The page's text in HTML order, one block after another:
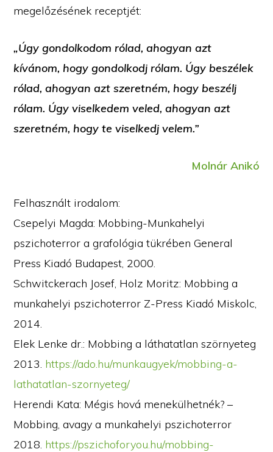
megelőzésének receptjét:
„Úgy gondolkodom rólad, ahogyan azt
kívánom, hogy gondolkodj rólam. Úgy beszélek
rólad, ahogyan azt szeretném, hogy beszélj
rólam. Úgy viselkedem veled, ahogyan azt
szeretném, hogy te viselkedj velem.”
Molnár Anikó
Felhasznált irodalom:
Csepelyi Magda: Mobbing-Munkahelyi
pszichoterror a grafológia tükrében General
Press Kiadó Budapest, 2000.
Schwitckerach Josef, Holz Moritz: Mobbing a
munkahelyi pszichoterror Z-Press Kiadó Miskolc,
2014.
Elek Lenke dr.: Mobbing a láthatatlan szörnyeteg
2013. https://ado.hu/munkaugyek/mobbing-a-
lathatatlan-szornyeteg/
Herendi Kata: Mégis hová menekülhetnék? –
Mobbing, avagy a munkahelyi pszichoterror
2018. https://pszichoforyou.hu/mobbing-